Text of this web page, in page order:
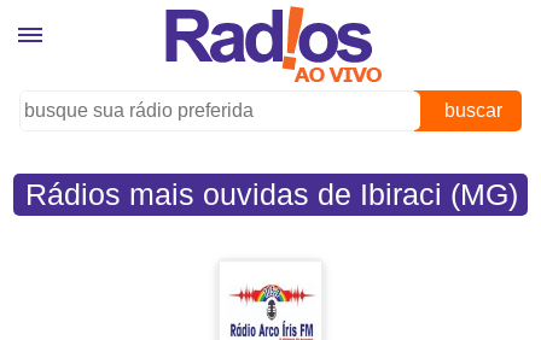
buscar
Rádios mais ouvidas de Ibiraci (MG)